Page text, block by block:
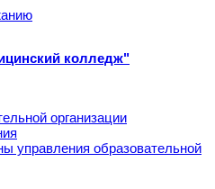
колледж"
организации
управления образовательной